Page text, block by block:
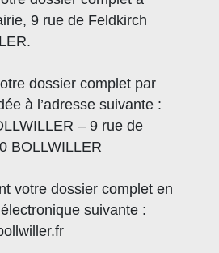
9 rue de Feldkirch
dossier complet par
à l’adresse suivante :
– 9 rue de
BOLLWILLER
votre dossier complet en
électronique suivante :